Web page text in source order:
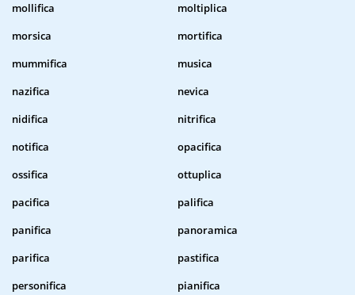
mollifica
moltiplica
morsica
mortifica
mummifica
musica
nazifica
nevica
nidifica
nitrifica
notifica
opacifica
ossifica
ottuplica
pacifica
palifica
panifica
panoramica
parifica
pastifica
personifica
pianifica